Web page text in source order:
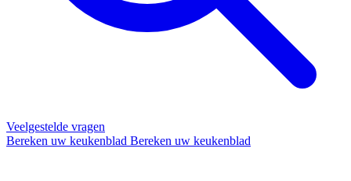
Veelgestelde vragen
Bereken uw keukenblad Bereken uw keukenblad